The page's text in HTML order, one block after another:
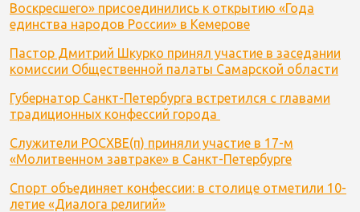
Воскресшего» присоединились к открытию «Года
единства народов России» в Кемерове
Пастор Дмитрий Шкурко принял участие в заседании
комиссии Общественной палаты Самарской области
Губернатор Санкт-Петербурга встретился с главами
традиционных конфессий города
Служители РОСХВЕ(п) приняли участие в 17-м
«Молитвенном завтраке» в Санкт-Петербурге
Спорт объединяет конфессии: в столице отметили 10-
летие «Диалога религий»